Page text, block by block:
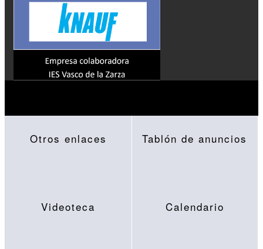
Otros enlaces Tablón de anuncios
Videoteca Calendario